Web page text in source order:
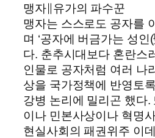
맹자∥유가의 파수꾼
맹자는 스스로도 공자를
며 ‘공자에 버금가는 성인
다. 춘추시대보다 혼란스
인물로 공자처럼 여러 나
상을 국가정책에 반영토
강병 논리에 밀리곤 했다.
이나 민본사상이나 혁명
현실사회의 패권위주 이